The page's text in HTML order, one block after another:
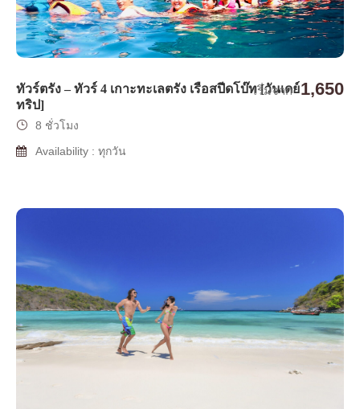
ทัวร์ตรัง – ทัวร์ 4 เกาะทะเลตรัง เรือสปีดโบ๊ท [วันเดย์
ทริป]
เริ่มจาก 1,650
8 ชั่วโมง
Availability : ทุกวัน